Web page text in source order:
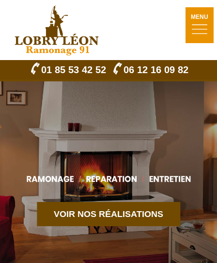
MENU
01 85 53 42 52 06 12 16 09 82
VOIR NOS RÉALISATIONS